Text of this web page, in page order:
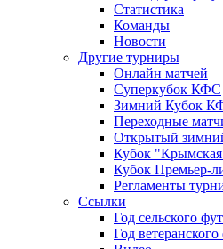
Статистика
Команды
Новости
Другие турниры
Онлайн матчей
Суперкубок КФС
Зимний Кубок
Переходные
Открытый
Кубок "Крымская
Кубок Премьер-
Регламенты
Ссылки
Год сельского
Год